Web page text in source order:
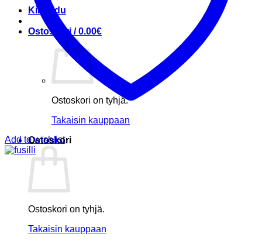
Kirjaudu
Ostoskori /0.00€
Ostoskori on tyhjä.
Takaisin kauppaan
Ostoskori
Ostoskori on tyhjä.
Takaisin kauppaan
Add to wishlist